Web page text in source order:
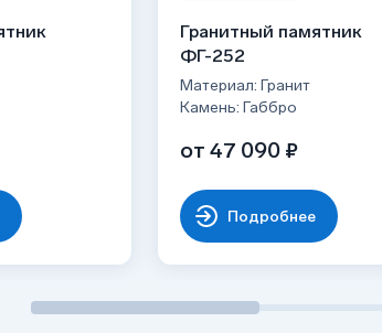
Гранитный памятник
ФГ-252
Материал: Гранит
Камень: Габбро
от 47 090 ₽
Подробнее